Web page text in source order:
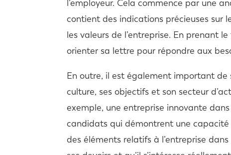
l’employeur. Cela commence par une
contient des indications précieuses sur
les valeurs de l’entreprise. En prenant
orienter sa lettre pour répondre aux
En outre, il est également important de
culture, ses objectifs et son secteur
exemple, une entreprise innovante
candidats qui démontrent une
des éléments relatifs à l’entreprise